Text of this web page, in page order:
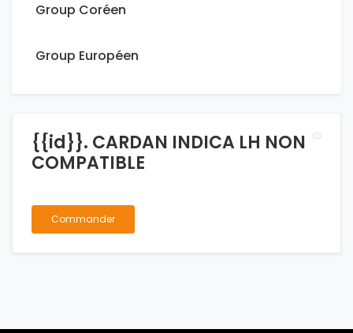
Group Coréen
Group Européen
{{id}}. CARDAN INDICA LH NON
COMPATIBLE
Commander